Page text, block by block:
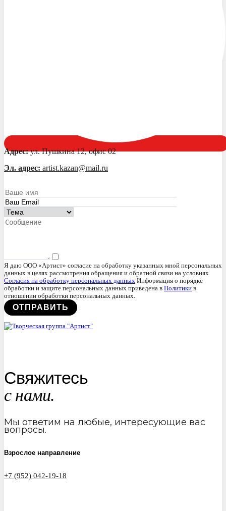
Адрес:ул. Пушкина 12, офис 02
Эл. адрес: artist.kazan@mail.ru
Я даю ООО «Артист» согласие на обработку указанных мной персональных
данных в целях рассмотрения обращения и обратной связи на условиях
Согласия на обработку персональных данных Информация о порядке
обработки и защите персональных данных приведена в Политики в
отношении обработки персональных данных.
Свяжитесь
с нами.
Мы ответим на любые, интересующие вас
вопросы.
Взрослое направление
+7 (952) 042-19-18